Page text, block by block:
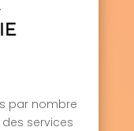
par nombre
services